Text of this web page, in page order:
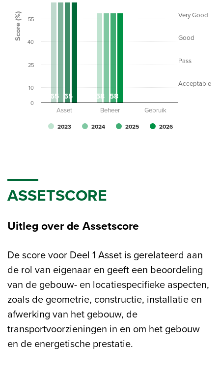
Acceptable
Pass
Good
Very Good
Score (%)
65 58
65 58
2023 2024 2025 2026
Asset Beheer Gebruik
0
10
25
40
55
ASSETSCORE
Uitleg over de Assetscore
De score voor Deel 1 Asset is gerelateerd aan
de rol van eigenaar en geeft een beoordeling
van de gebouw- en locatiespecifieke aspecten,
zoals de geometrie, constructie, installatie en
afwerking van het gebouw, de
transportvoorzieningen in en om het gebouw
en de energetische prestatie.